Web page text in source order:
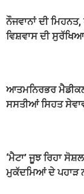
ਨੌਜਵਾਨਾਂ ਦੀ
ਵਿਸ਼ਵਾਸ ਦੀ
ਆਤਮਨਿਰਭਰ
ਸਸਤੀਆਂ ਸਿਹਤ
‘ਮੈਟਾ’ ਜੂਝ ਰਿਹਾ
ਮੁਕੱਦਮਿਆਂ ਦੇ ਪਹਾੜ